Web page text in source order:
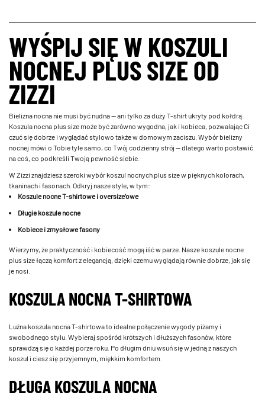
WYŚPIJ SIĘ W KOSZULI
NOCNEJ PLUS SIZE OD
ZIZZI
Bielizna nocna nie musi być nudna — ani tylko za duży T-shirt ukryty pod kołdrą.
Koszula nocna plus size może być zarówno wygodna, jak i kobieca, pozwalając Ci
czuć się dobrze i wyglądać stylowo także w domowym zaciszu. Wybór bielizny
nocnej mówi o Tobie tyle samo, co Twój codzienny strój — dlatego warto postawić
na coś, co podkreśli Twoją pewność siebie.
W Zizzi znajdziesz szeroki wybór koszul nocnych plus size w pięknych kolorach,
tkaninach i fasonach. Odkryj nasze style, w tym:
Koszule nocne T-shirtowe i oversize’owe
Długie koszule nocne
Kobiece i zmysłowe fasony
Wierzymy, że praktyczność i kobiecość mogą iść w parze. Nasze koszule nocne
plus size łączą komfort z elegancją, dzięki czemu wyglądają równie dobrze, jak się
je nosi.
KOSZULA NOCNA T-SHIRTOWA
Luźna koszula nocna T-shirtowa to idealne połączenie wygody piżamy i
swobodnego stylu. Wybieraj spośród krótszych i dłuższych fasonów, które
sprawdzą się o każdej porze roku. Po długim dniu wsuń się w jedną z naszych
koszul i ciesz się przyjemnym, miękkim komfortem.
DŁUGA KOSZULA NOCNA